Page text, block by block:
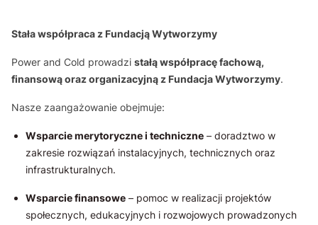
Stała współpraca z Fundacją Wytworzymy
Power and Cold prowadzi stałą współpracę fachową,
finansową oraz organizacyjną z Fundacja Wytworzymy.
Nasze zaangażowanie obejmuje:
Wsparcie merytoryczne i techniczne – doradztwo w
zakresie rozwiązań instalacyjnych, technicznych oraz
infrastrukturalnych.
Wsparcie finansowe – pomoc w realizacji projektów
społecznych, edukacyjnych i rozwojowych prowadzonych